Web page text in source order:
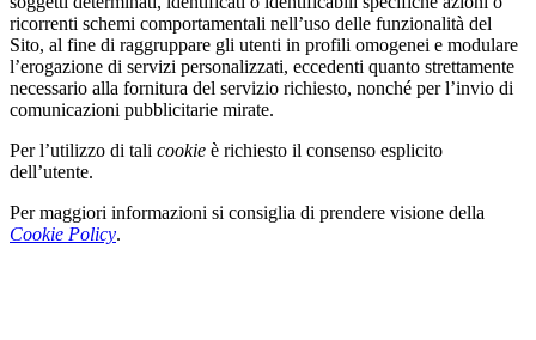
ricorrenti schemi comportamentali nell’uso delle funzionalità del
Sito, al fine di raggruppare gli utenti in profili omogenei e modulare
l’erogazione di servizi personalizzati, eccedenti quanto strettamente
necessario alla fornitura del servizio richiesto, nonché per l’invio di
comunicazioni pubblicitarie mirate.
Per l’utilizzo di tali cookie è richiesto il consenso esplicito
dell’utente.
Per maggiori informazioni si consiglia di prendere visione della
Cookie Policy.